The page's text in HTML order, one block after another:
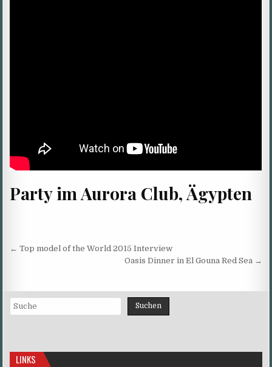
Party im Aurora Club, Ägypten
Beitragsnavigation
← Top model of the World 2015 Interview
Oasis Dinner in El Gouna Red Sea →
Suchen Suchen
LINKS